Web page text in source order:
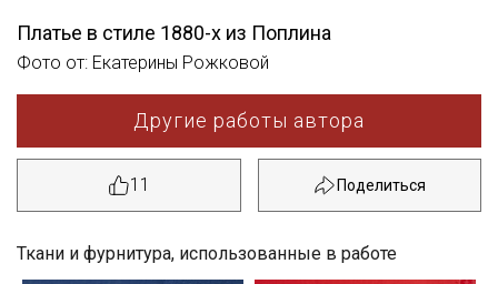
Платье в стиле 1880-х из Поплина
Фото от: Екатерины Рожковой
Другие работы автора
11
Ткани и фурнитура, использованные в работе